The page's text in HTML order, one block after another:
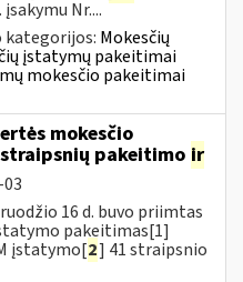
Nr....
kategorijos: Mokesčių
įstatymų pakeitimai
mokesčio pakeitimai
mokesčio
pakeitimo ir
16 d. buvo priimtas
pakeitimas[1]
įstatymo[2] 41 straipsnio